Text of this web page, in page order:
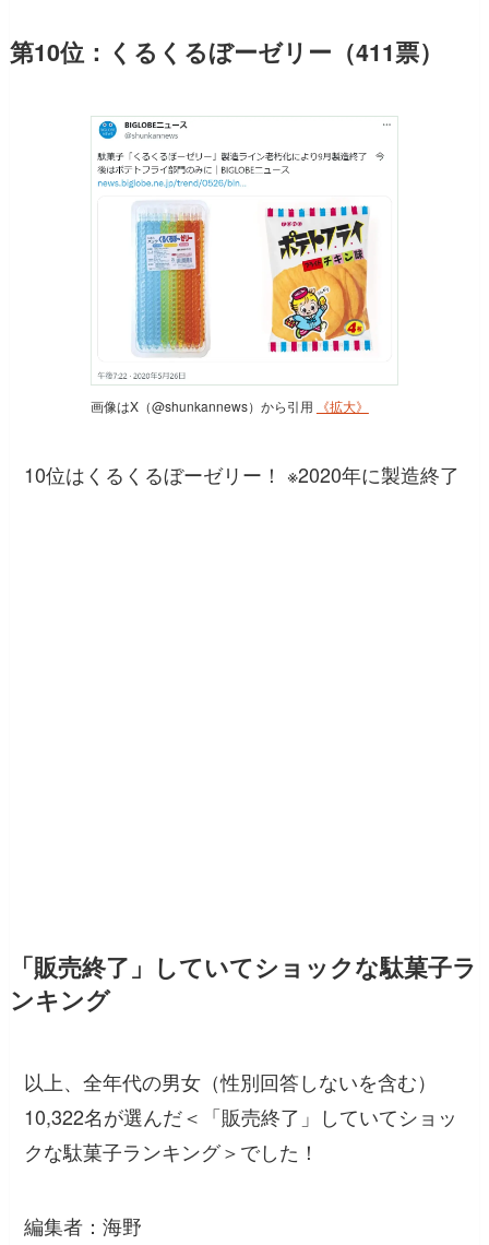
第10位：くるくるぼーゼリー（411票）
画像はX（@shunkannews）から引用 《拡大》
10位はくるくるぼーゼリー！ ※2020年に製造終了
「販売終了」していてショックな駄菓子ラ
ンキング
以上、全年代の男女（性別回答しないを含む）
10,322名が選んだ＜「販売終了」していてショッ
クな駄菓子ランキング＞でした！
編集者：海野